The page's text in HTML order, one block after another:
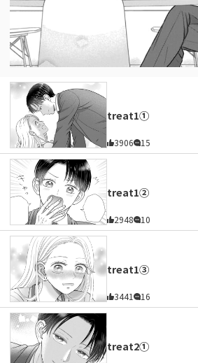
treat1①
3906 15
treat1②
2948 10
treat1③
3441 16
treat2①